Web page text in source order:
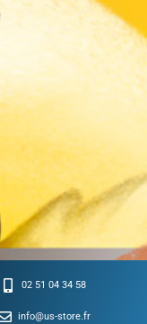
02 51 04 34 58
info@us-store.fr